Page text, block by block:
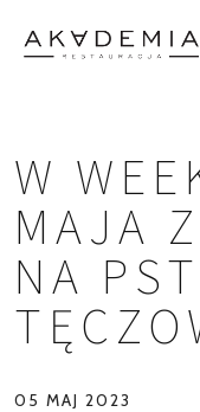
W
MAJA
NA
05 MAJ 2023